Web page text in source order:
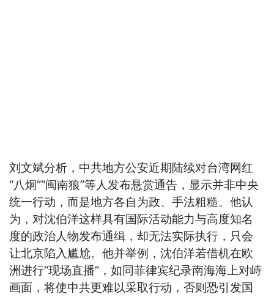
刘文斌分析，中共地方公安近期陆续对台湾网红
“八炯”“闽南狼”等人发布悬赏通告，显示并非中央
统一行动，而是地方各自为政、手法粗糙。他认
为，对沈伯洋这样具有国际活动能力与高度知名
度的政治人物发布通缉，却无法实际执行，只会
让北京陷入尴尬。他并举例，沈伯洋若借机在欧
洲进行“现场直播”，如同菲律宾纪录南海海上对峙
画面，将使中共更难以采取行动，否则恐引发国